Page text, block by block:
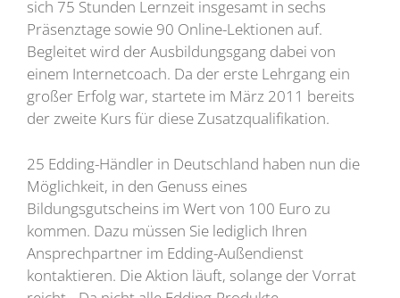
sich 75 Stunden Lernzeit insgesamt in sechs
Präsenztage sowie 90 Online-Lektionen auf.
Begleitet wird der Ausbildungsgang dabei von
einem Internetcoach. Da der erste Lehrgang ein
großer Erfolg war, startete im März 2011 bereits
der zweite Kurs für diese Zusatzqualifikation.
25 Edding-Händler in Deutschland haben nun die
Möglichkeit, in den Genuss eines
Bildungsgutscheins im Wert von 100 Euro zu
kommen. Dazu müssen Sie lediglich Ihren
Ansprechpartner im Edding-Außendienst
kontaktieren. Die Aktion läuft, solange der Vorrat